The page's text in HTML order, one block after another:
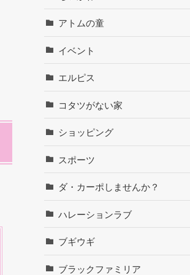
アトムの童
イベント
エルピス
コタツがない家
ショッピング
スポーツ
ダ・カーポしませんか？
ハレーションラブ
ブギウギ
ブラックファミリア